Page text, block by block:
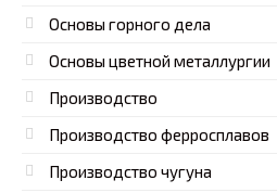
Основы горного дела
Основы цветной металлургии
Производство
Производство ферросплавов
Производство чугуна